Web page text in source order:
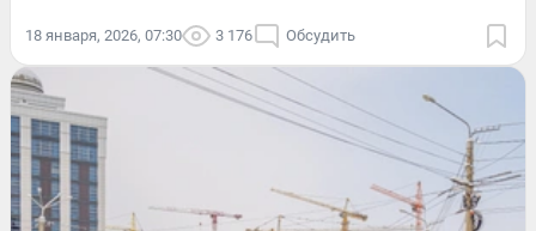
18 января, 2026, 07:30 3 176 Обсудить